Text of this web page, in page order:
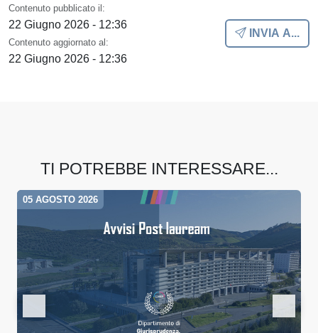
Contenuto pubblicato il:
22 Giugno 2026 - 12:36
Contenuto aggiornato al:
22 Giugno 2026 - 12:36
INVIA A...
TI POTREBBE INTERESSARE...
05 AGOSTO 2026